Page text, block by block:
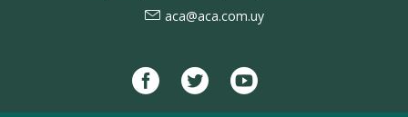
aca@aca.com.uy